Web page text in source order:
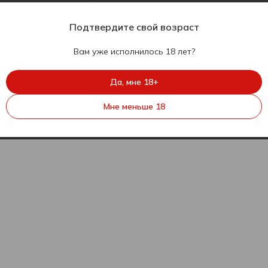
Скачивайте мобильное
приложение
© 2010 - 2026 Все права на веб-сайт zakaz.ua защищены.
Подтвердите свой возраст
Вам уже исполнилось 18 лет?
Да, мне 18+
Мне меньше 18